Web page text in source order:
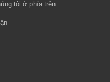
tôi ở phía trên.